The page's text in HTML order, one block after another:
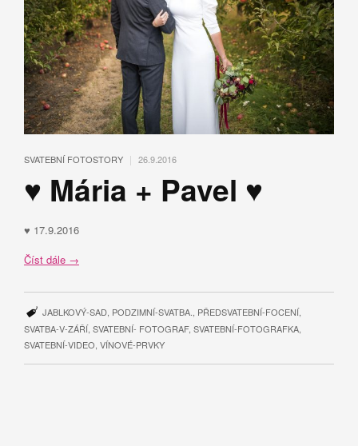
SVATEBNÍ FOTOSTORY | 26.9.2016
♥ Mária + Pavel ♥
♥ 17.9.2016
Číst dále →
JABLKOVÝ-SAD, PODZIMNÍ-SVATBA., PŘEDSVATEBNÍ-FOCENÍ,
SVATBA-V-ZÁŘÍ, SVATEBNÍ- FOTOGRAF, SVATEBNÍ-FOTOGRAFKA,
SVATEBNÍ-VIDEO, VÍNOVÉ-PRVKY